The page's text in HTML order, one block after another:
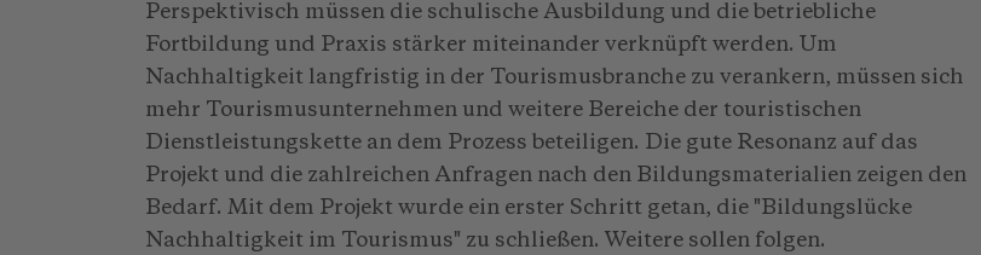
Perspektivisch müssen die schulische Ausbildung und die betriebliche
Fortbildung und Praxis stärker miteinander verknüpft werden. Um
Nachhaltigkeit langfristig in der Tourismusbranche zu verankern, müssen sich
mehr Tourismusunternehmen und weitere Bereiche der touristischen
Dienstleistungskette an dem Prozess beteiligen. Die gute Resonanz auf das
Projekt und die zahlreichen Anfragen nach den Bildungsmaterialien zeigen den
Bedarf. Mit dem Projekt wurde ein erster Schritt getan, die "Bildungslücke
Nachhaltigkeit im Tourismus" zu schließen. Weitere sollen folgen.